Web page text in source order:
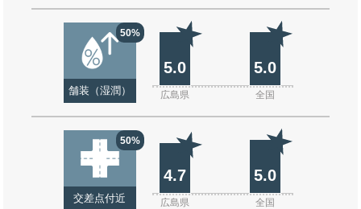
50%
舗装（湿潤）
5.0 5.0
広島県 全国
50%
交差点付近
4.7 5.0
広島県 全国